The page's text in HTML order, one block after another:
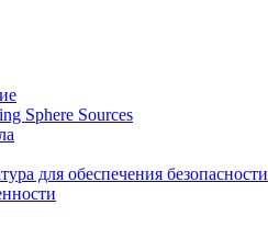
Sphere Sources
для обеспечения безопасности